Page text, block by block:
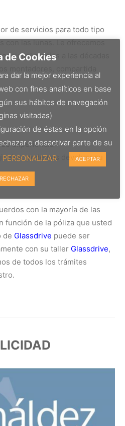
de servicios para todo tipo
gracias a las décadas
de experiencia
podemos devolver su
con la mayoría de las
función de la póliza que usted
de Glassdrive puede ser
con su taller Glassdrive,
de todos los trámites
de Cookies
dar la mejor experiencia al
con fines analíticos en base
sus hábitos de navegación
visitadas)
de éstas en la opción
o desactivar parte de su
PERSONALIZAR ACEPTAR
RECHAZAR